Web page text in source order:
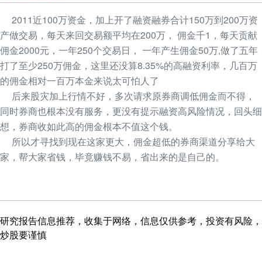
2011近100万资金，加上开了融资融券合计150万到200万资
产做交易，每天来回交易额平均在200万， 佣金千1，每天贡献
佣金2000元，一年250个交易日， 一年产生佣金50万,做了五年
打了至少250万佣金，这里还没算8.35%的高融资利率，几百万
的佣金相对一百万本金来说太可怕人了
后来股灾加上行情不好，多次请求原券商调低佣金而不得，
同时券商也根本没有服务，更没有提示融资高风险情况，回头细
想，券商收如此高的佣金根本不值这个钱。
所以才寻找到现在这家更大，佣金超低的券商渠道分享给大
家，帮大家省钱，毕竟赚钱不易，省出来的是自己的。
研究报告信息推荐，收集于网络，信息仅供参考，投资有风险，
炒股要谨慎